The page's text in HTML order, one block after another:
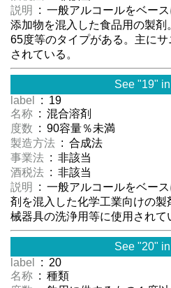
説明
: 一般アルコールをベー
添加物を混入した食品用の製剤
65度等のタイプがある。主に
されている。
See "19"
label
: 19
名称 : 混合溶剤
度数 : 90容量％未満
製造方法 : 合成法
事業法 : 非該当
酒税法 : 非該当
説明
: 一般アルコールをベー
剤を混入した化学工業向けの
械器具の洗浄用等に使用されて
See "20"
label
: 20
名称 : 種類